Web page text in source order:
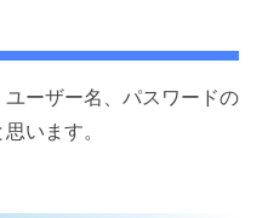
ーザー名、パスワードの
います。